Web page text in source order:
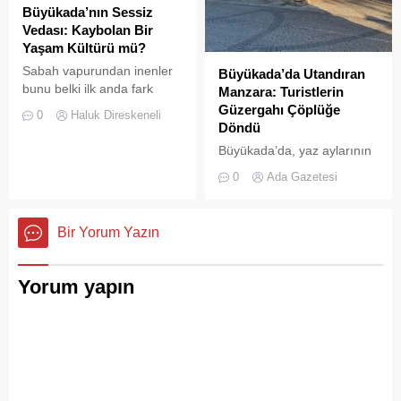
görüntüler, çevre sağlığı
açısından tehlike çanlarının
çaldığını gösteriyor. Çöpler
Büyükada’nın Sessiz
Vedası: Kaybolan Bir
Yaşam Kültürü mü?
Sabah vapurundan inenler
bunu belki ilk anda fark
Büyükada’yı elli, altmış yıldır
0 Haluk Direskeneli
Büyükada’da Utandıran
Manzara: Turistlerin
Güzergahı Çöplüğe
Döndü
Büyükada’da, yaz aylarının
ziyaretçi yoğunluğu, temizlik
0 Ada Gazetesi
Bir Yorum Yazın
Yorum yapın